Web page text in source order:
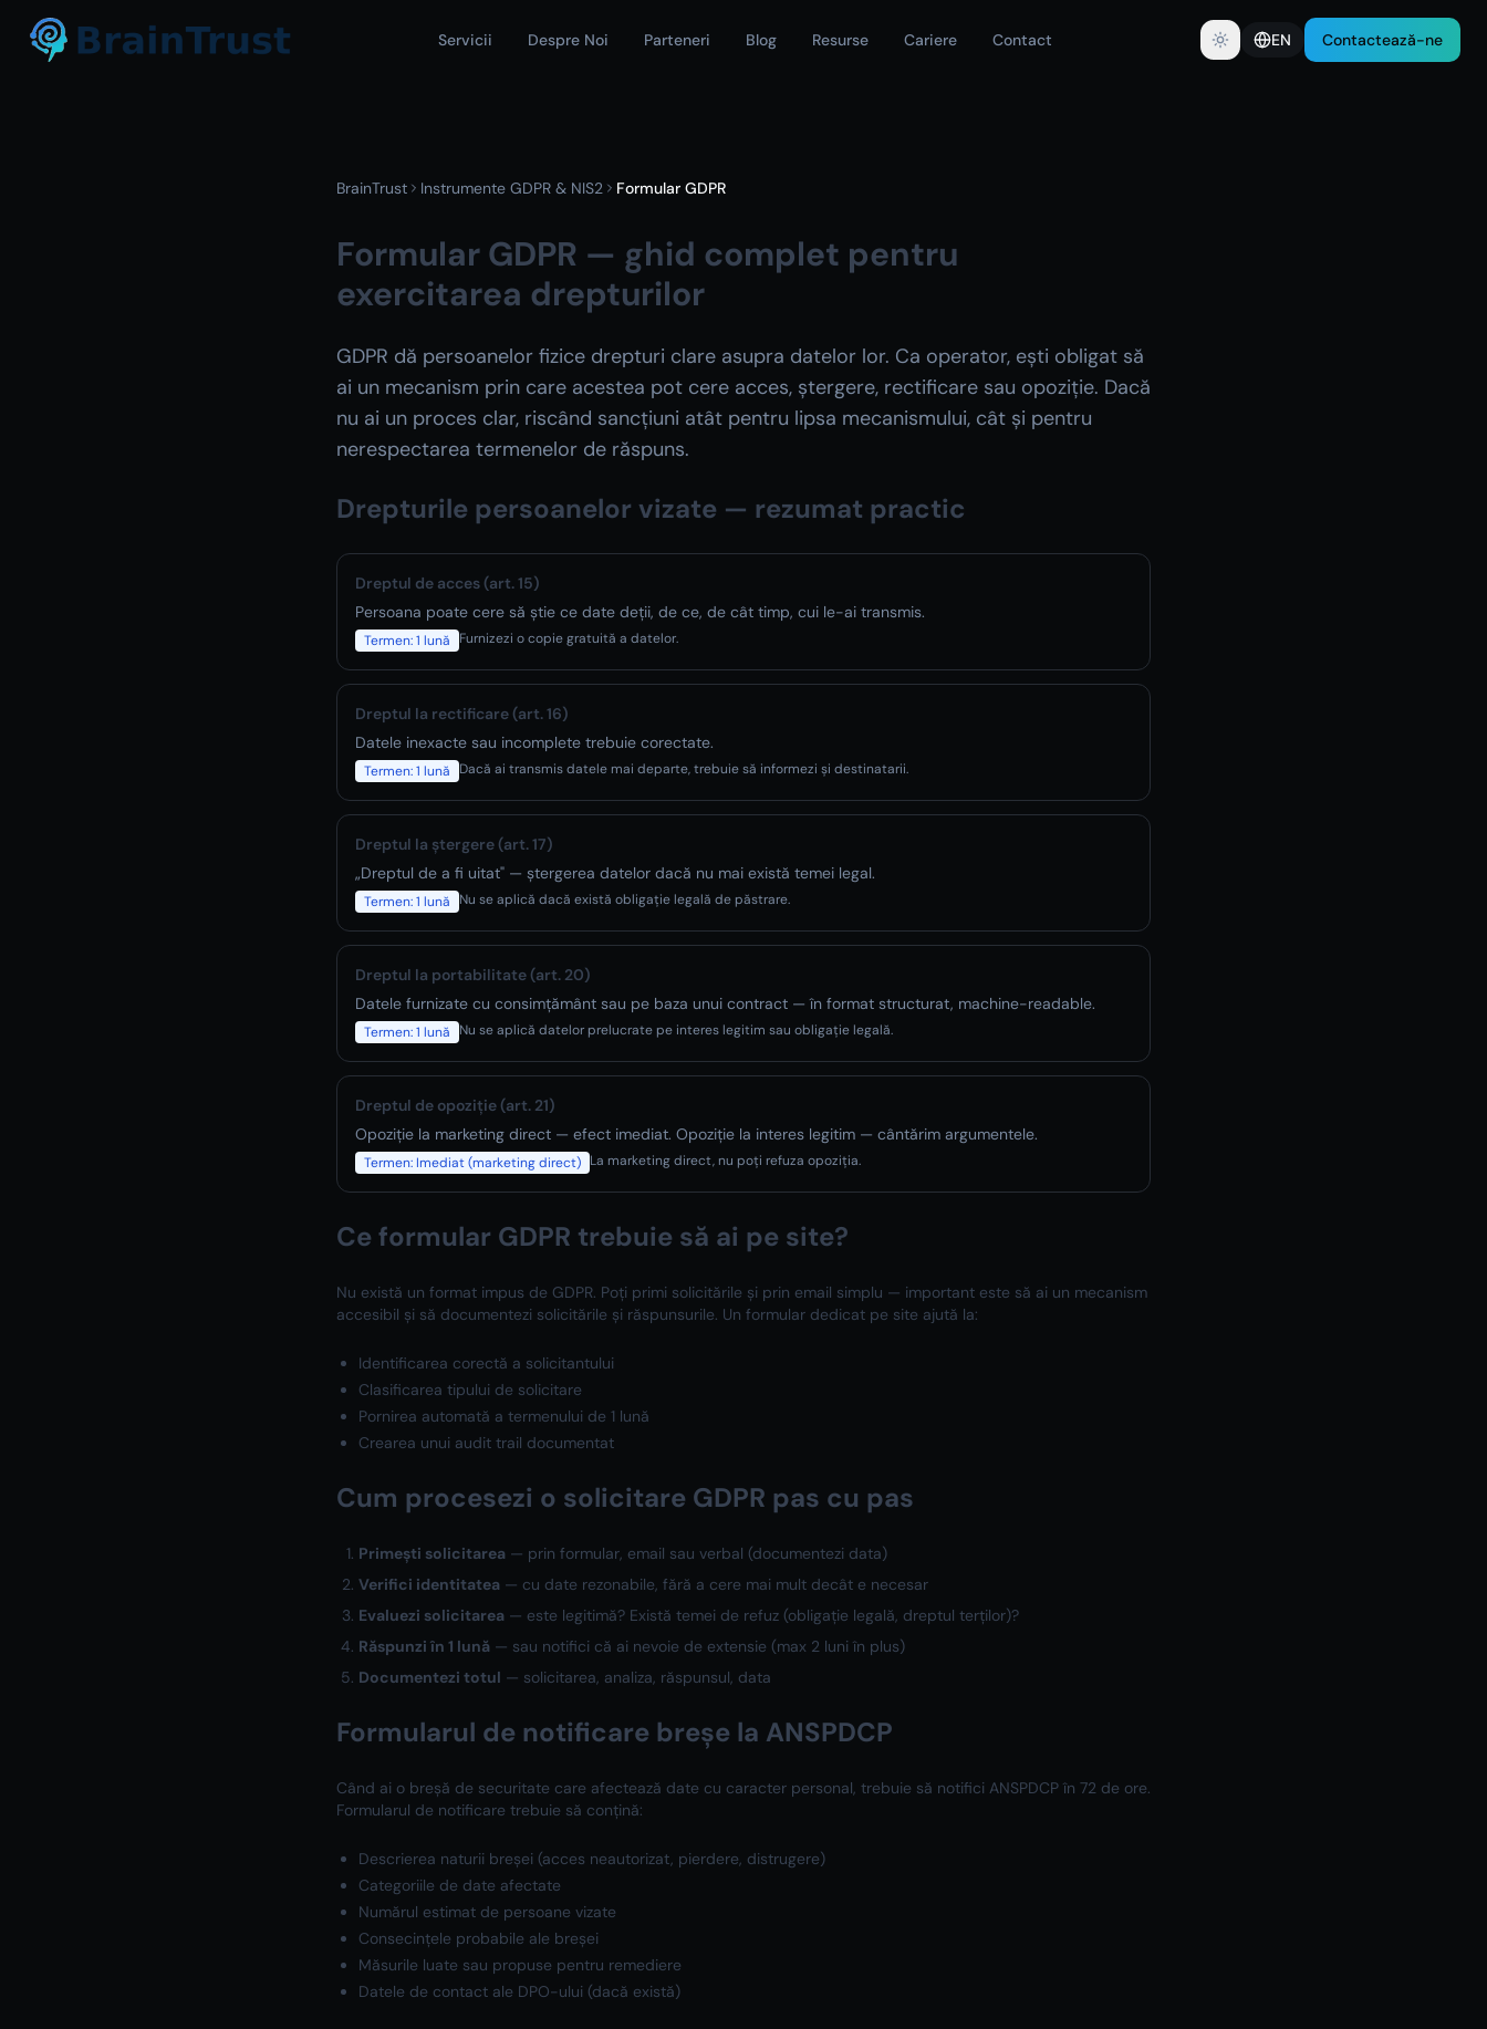
Servicii Despre Noi Parteneri Blog Resurse Cariere Contact EN Contactează-ne
BrainTrust Instrumente GDPR & NIS2 Formular GDPR
Formular GDPR — ghid complet pentru
exercitarea drepturilor
GDPR dă persoanelor fizice drepturi clare asupra datelor lor. Ca operator, ești obligat să
ai un mecanism prin care acestea pot cere acces, ștergere, rectificare sau opoziție. Dacă
nu ai un proces clar, riscând sancțiuni atât pentru lipsa mecanismului, cât și pentru
nerespectarea termenelor de răspuns.
Drepturile persoanelor vizate — rezumat practic
Dreptul de acces (art. 15)
Persoana poate cere să știe ce date deții, de ce, de cât timp, cui le-ai transmis.
Termen:1 lună Furnizezi o copie gratuită a datelor.
Dreptul la rectificare (art. 16)
Datele inexacte sau incomplete trebuie corectate.
Termen:1 lună Dacă ai transmis datele mai departe, trebuie să informezi și destinatarii.
Dreptul la ștergere (art. 17)
„Dreptul de a fi uitat" — ștergerea datelor dacă nu mai există temei legal.
Termen:1 lună Nu se aplică dacă există obligație legală de păstrare.
Dreptul la portabilitate (art. 20)
Datele furnizate cu consimțământ sau pe baza unui contract — în format structurat, machine-readable.
Termen:1 lună Nu se aplică datelor prelucrate pe interes legitim sau obligație legală.
Dreptul de opoziție (art. 21)
Opoziție la marketing direct — efect imediat. Opoziție la interes legitim — cântărim argumentele.
Termen: Imediat (marketing direct) La marketing direct, nu poți refuza opoziția.
Ce formular GDPR trebuie să ai pe site?
Nu există un format impus de GDPR. Poți primi solicitările și prin email simplu — important este să ai un mecanism
accesibil și să documentezi solicitările și răspunsurile. Un formular dedicat pe site ajută la:
Identificarea corectă a solicitantului
Clasificarea tipului de solicitare
Pornirea automată a termenului de 1 lună
Crearea unui audit trail documentat
Cum procesezi o solicitare GDPR pas cu pas
Primești solicitarea — prin formular, email sau verbal (documentezi data)
Verifici identitatea — cu date rezonabile, fără a cere mai mult decât e necesar
Evaluezi solicitarea — este legitimă? Există temei de refuz (obligație legală, dreptul terților)?
Răspunzi în 1 lună — sau notifici că ai nevoie de extensie (max 2 luni în plus)
Documentezi totul — solicitarea, analiza, răspunsul, data
Formularul de notificare breșe la ANSPDCP
Când ai o breșă de securitate care afectează date cu caracter personal, trebuie să notifici ANSPDCP în 72 de ore.
Formularul de notificare trebuie să conțină:
Descrierea naturii breșei (acces neautorizat, pierdere, distrugere)
Categoriile de date afectate
Numărul estimat de persoane vizate
Consecințele probabile ale breșei
Măsurile luate sau propuse pentru remediere
Datele de contact ale DPO-ului (dacă există)